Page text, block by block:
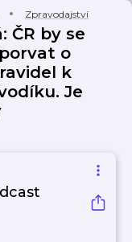
Zpravodajství
ČR by se
o
k
Je